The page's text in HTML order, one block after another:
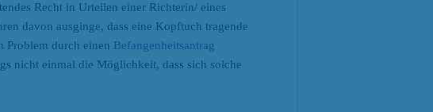
Recht in Urteilen einer Richterin/ eines
davon ausginge, dass eine Kopftuch tragende
Problem durch einen Befangenheitsantrag
nicht einmal die Möglichkeit, dass sich solche